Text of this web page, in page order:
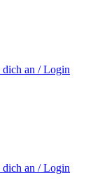
dich an / Login
dich an / Login